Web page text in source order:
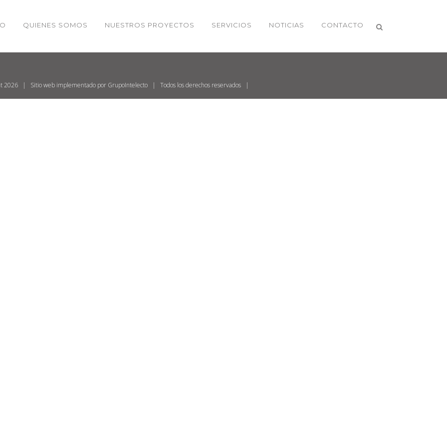
QUIENES SOMOS NUESTROS PROYECTOS SERVICIOS NOTICIAS CONTACTO
test
2026 | Sitio web implementado por GrupoIntelecto| Todos los derechos reservados |